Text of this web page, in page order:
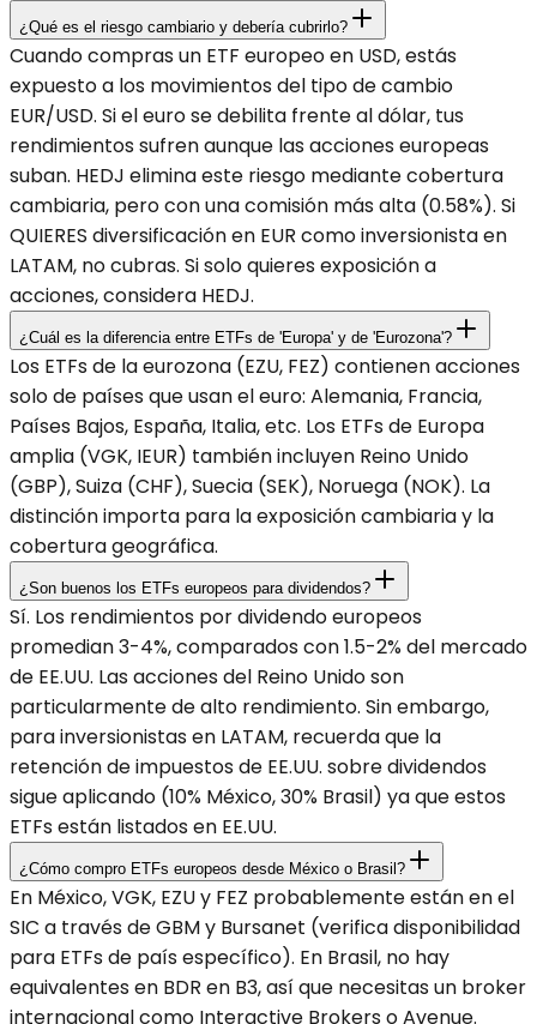
¿Qué es el riesgo cambiario y debería cubrirlo?
Cuando compras un ETF europeo en USD, estás
expuesto a los movimientos del tipo de cambio
EUR/USD. Si el euro se debilita frente al dólar, tus
rendimientos sufren aunque las acciones europeas
suban. HEDJ elimina este riesgo mediante cobertura
cambiaria, pero con una comisión más alta (0.58%). Si
QUIERES diversificación en EUR como inversionista en
LATAM, no cubras. Si solo quieres exposición a
acciones, considera HEDJ.
¿Cuál es la diferencia entre ETFs de 'Europa' y de 'Eurozona'?
Los ETFs de la eurozona (EZU, FEZ) contienen acciones
solo de países que usan el euro: Alemania, Francia,
Países Bajos, España, Italia, etc. Los ETFs de Europa
amplia (VGK, IEUR) también incluyen Reino Unido
(GBP), Suiza (CHF), Suecia (SEK), Noruega (NOK). La
distinción importa para la exposición cambiaria y la
cobertura geográfica.
¿Son buenos los ETFs europeos para dividendos?
Sí. Los rendimientos por dividendo europeos
promedian 3-4%, comparados con 1.5-2% del mercado
de EE.UU. Las acciones del Reino Unido son
particularmente de alto rendimiento. Sin embargo,
para inversionistas en LATAM, recuerda que la
retención de impuestos de EE.UU. sobre dividendos
sigue aplicando (10% México, 30% Brasil) ya que estos
ETFs están listados en EE.UU.
¿Cómo compro ETFs europeos desde México o Brasil?
En México, VGK, EZU y FEZ probablemente están en el
SIC a través de GBM y Bursanet (verifica disponibilidad
para ETFs de país específico). En Brasil, no hay
equivalentes en BDR en B3, así que necesitas un broker
internacional como Interactive Brokers o Avenue.